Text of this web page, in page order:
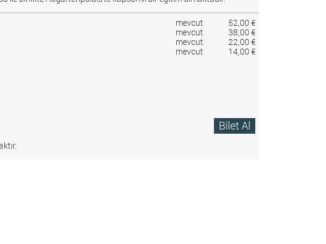
mevcut
52,00 €
mevcut
38,00 €
mevcut
22,00 €
mevcut
14,00 €
Bilet Al